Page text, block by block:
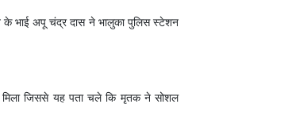
के भाई अपू चंद्र दास ने भालुका पुलिस स्टेशन
मिला जिससे यह पता चले कि मृतक ने सोशल